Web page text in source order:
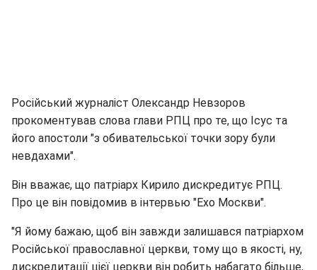
Російський журналіст Олександр Невзоров
прокоментував слова глави РПЦ про те, що Ісус та
його апостоли "з обивательської точки зору були
невдахами".
Він вважає, що патріарх Кирило дискредитує РПЦ.
Про це він повідомив в інтервью "Ехо Москви".
"Я йому бажаю, щоб він завжди залишався патріархом
Російської православної церкви, тому що в якості, ну,
дискредитації цієї церкви він робить набагато більше,